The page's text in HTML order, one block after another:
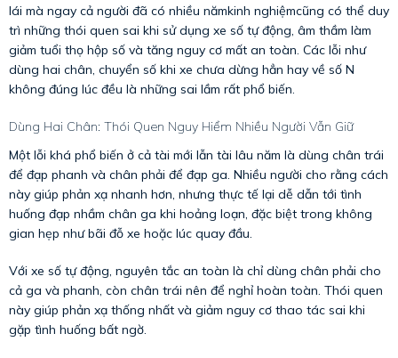
lái mà ngay cả người đã có nhiều nămkinh nghiệmcũng có thể duy
trì những thói quen sai khi sử dụng xe số tự động, âm thầm làm
giảm tuổi thọ hộp số và tăng nguy cơ mất an toàn. Các lỗi như
dùng hai chân, chuyển số khi xe chưa dừng hẳn hay về số N
không đúng lúc đều là những sai lầm rất phổ biến.
Dùng Hai Chân: Thói Quen Nguy Hiểm Nhiều Người Vẫn Giữ
Một lỗi khá phổ biến ở cả tài mới lẫn tài lâu năm là dùng chân trái
để đạp phanh và chân phải để đạp ga. Nhiều người cho rằng cách
này giúp phản xạ nhanh hơn, nhưng thực tế lại dễ dẫn tới tình
huống đạp nhầm chân ga khi hoảng loạn, đặc biệt trong không
gian hẹp như bãi đỗ xe hoặc lúc quay đầu.
Với xe số tự động, nguyên tắc an toàn là chỉ dùng chân phải cho
cả ga và phanh, còn chân trái nên để nghỉ hoàn toàn. Thói quen
này giúp phản xạ thống nhất và giảm nguy cơ thao tác sai khi
gặp tình huống bất ngờ.